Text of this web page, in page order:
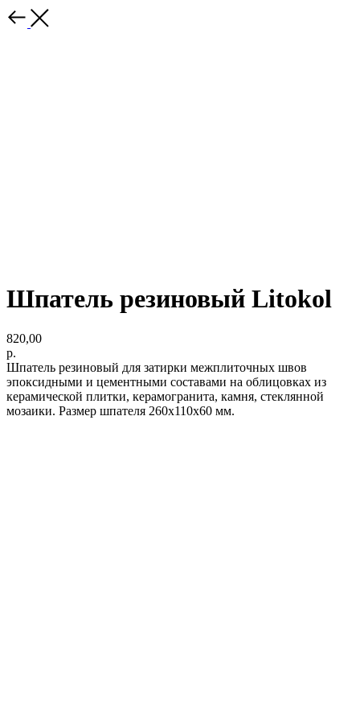
Шпатель резиновый Litokol
820,00
р.
Шпатель резиновый для затирки межплиточных швов
эпоксидными и цементными составами на облицовках из
керамической плитки, керамогранита, камня, стеклянной
мозаики. Размер шпателя 260x110x60 мм.